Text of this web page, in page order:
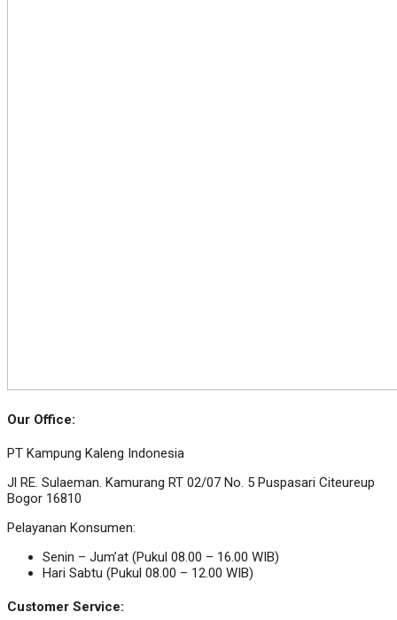
Our Office:
PT Kampung Kaleng Indonesia
Jl RE. Sulaeman. Kamurang RT 02/07 No. 5 Puspasari Citeureup
Bogor 16810
Pelayanan Konsumen:
Senin – Jum’at (Pukul 08.00 – 16.00 WIB)
Hari Sabtu (Pukul 08.00 – 12.00 WIB)
Customer Service: